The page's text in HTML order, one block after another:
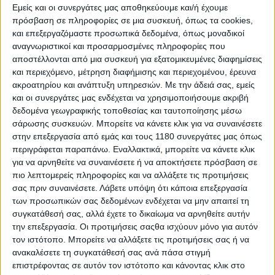
Εμείς και οι συνεργάτες μας αποθηκεύουμε και/ή έχουμε
πρόσβαση σε πληροφορίες σε μια συσκευή, όπως τα cookies,
και επεξεργαζόμαστε προσωπικά δεδομένα, όπως μοναδικοί
αναγνωριστικοί και προσαρμοσμένες πληροφορίες που
αποστέλλονται από μια συσκευή για εξατομικευμένες διαφημίσεις
και περιεχόμενο, μέτρηση διαφήμισης και περιεχομένου, έρευνα
ακροατηρίου και ανάπτυξη υπηρεσιών. Με την άδειά σας, εμείς
και οι συνεργάτες μας ενδέχεται να χρησιμοποιήσουμε ακριβή
δεδομένα γεωγραφικής τοποθεσίας και ταυτοποίησης μέσω
σάρωσης συσκευών. Μπορείτε να κάνετε κλικ για να συναινέσετε
στην επεξεργασία από εμάς και τους 1180 συνεργάτες μας όπως
περιγράφεται παραπάνω. Εναλλακτικά, μπορείτε να κάνετε κλικ
για να αρνηθείτε να συναινέσετε ή να αποκτήσετε πρόσβαση σε
πιο λεπτομερείς πληροφορίες και να αλλάξετε τις προτιμήσεις
σας πριν συναινέσετε. Λάβετε υπόψη ότι κάποια επεξεργασία
των προσωπικών σας δεδομένων ενδέχεται να μην απαιτεί τη
συγκατάθεσή σας, αλλά έχετε το δικαίωμα να αρνηθείτε αυτήν
την επεξεργασία. Οι προτιμήσεις σαςθα ισχύουν μόνο για αυτόν
τον ιστότοπο. Μπορείτε να αλλάξετε τις προτιμήσεις σας ή να
ανακαλέσετε τη συγκατάθεσή σας ανά πάσα στιγμή
επιστρέφοντας σε αυτόν τον ιστότοπο και κάνοντας κλικ στο
Επικαιρότητα 25/8/2025
Manx Grand Prix 2025: 6 μήνες φυλακή γιατί
διέσχισε τον δρόμο στην διάρκεια του αγώνα
[Video]
Το βίντεο δείχνει τον άνδρα να διασχίζει απροκάλυπτα τον
δρόμο κατά τη διάρκεια του Manx GP, λίγο πριν περάσουν οι
μοτοσυκλέτες! Το βίντεο μάλιστα βοήθησε την αστυνομία να
εντοπίσει τον άνδρα, ο οπ...
Race News
Manx Grand Prix 2025: Ο Garry Broughton
αερομεταφέρθηκε μετά από πτώση
Ο Garry Broughton, με αριθμό μοτοσυκλέτας 35 στην
κατηγορία Supertwin/Junior, έπεσε κατά τη διάρκεια...
Race News
Michael Dunlop: Παρουσιάζει μία μοτοσυκλέτα